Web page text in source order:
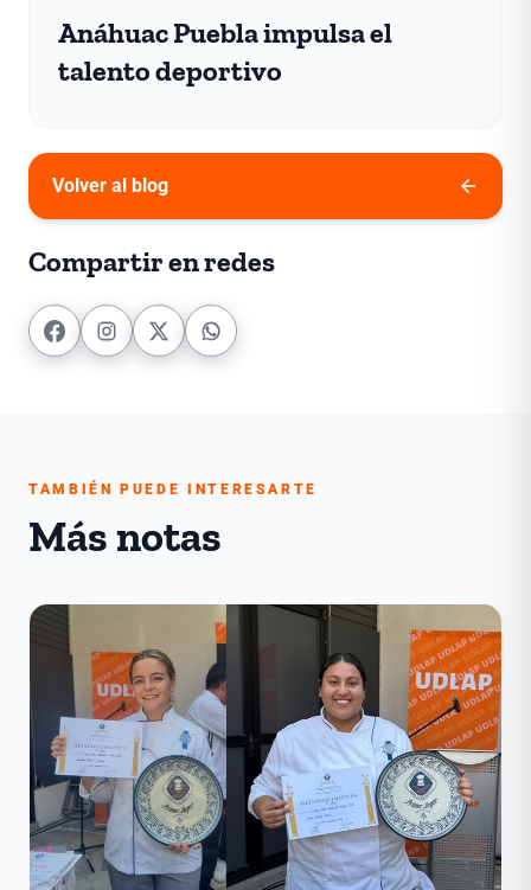
Anáhuac Puebla impulsa el
talento deportivo
Volver al blog arrow_back
Compartir en redes
TAMBIÉN PUEDE INTERESARTE
Más notas